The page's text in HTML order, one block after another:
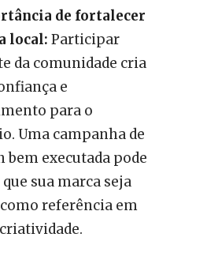
de fortalecer
local: Participar
da comunidade cria
e
para o
Uma campanha de
bem executada pode
sua marca seja
referência em